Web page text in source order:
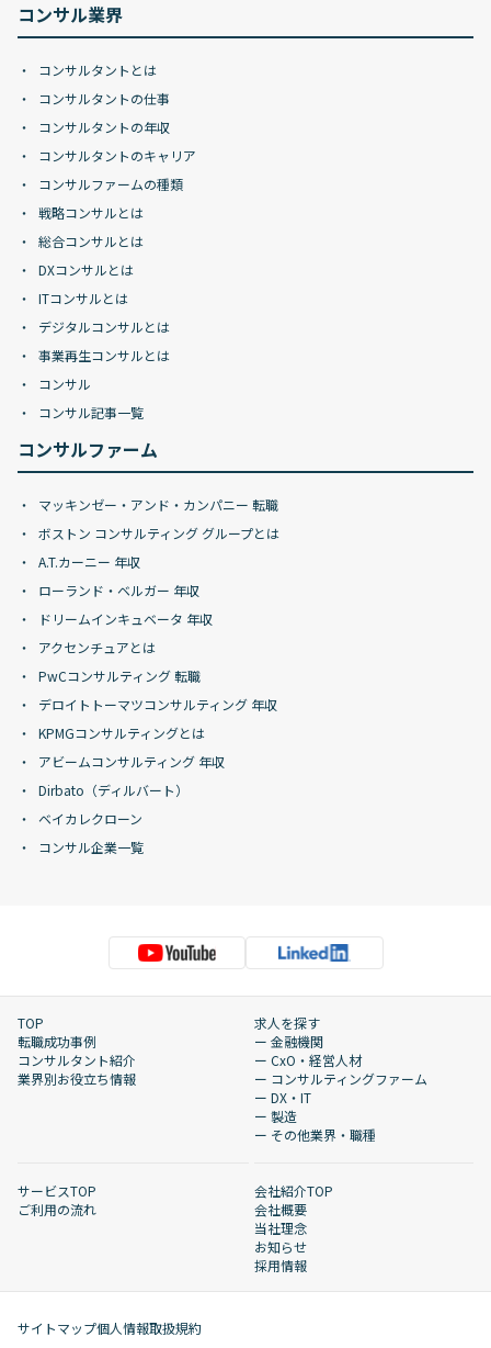
コンサル業界
コンサルタントとは
コンサルタントの仕事
コンサルタントの年収
コンサルタントのキャリア
コンサルファームの種類
戦略コンサルとは
総合コンサルとは
DXコンサルとは
ITコンサルとは
デジタルコンサルとは
事業再生コンサルとは
コンサル
コンサル記事一覧
コンサルファーム
マッキンゼー・アンド・カンパニー 転職
ボストン コンサルティング グループとは
A.T.カーニー 年収
ローランド・ベルガー 年収
ドリームインキュベータ 年収
アクセンチュアとは
PwCコンサルティング 転職
デロイトトーマツコンサルティング 年収
KPMGコンサルティングとは
アビームコンサルティング 年収
Dirbato（ディルバート）
ベイカレクローン
コンサル企業一覧
TOP
転職成功事例
コンサルタント紹介
業界別お役立ち情報
求人を探す
ー 金融機関
ー CxO・経営人材
ー コンサルティングファーム
ー DX・IT
ー 製造
ー その他業界・職種
サービスTOP
ご利用の流れ
会社紹介TOP
会社概要
当社理念
お知らせ
採用情報
サイトマップ個人情報取扱規約